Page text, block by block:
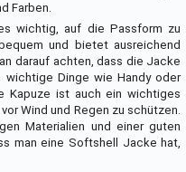
Farben.
wichtig, auf die Passform zu
und bietet ausreichend
darauf achten, dass die Jacke
wichtige Dinge wie Handy oder
Kapuze ist auch ein wichtiges
Wind und Regen zu schützen.
Materialien und einer guten
man eine Softshell Jacke hat,